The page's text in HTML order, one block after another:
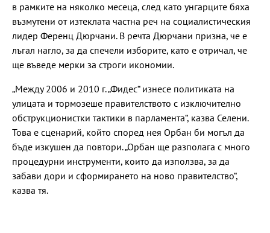
в рамките на няколко месеца, след като унгарците бяха
възмутени от изтеклата частна реч на социалистическия
лидер Ференц Дюрчани. В речта Дюрчани призна, че е
лъгал нагло, за да спечели изборите, като е отричал, че
ще въведе мерки за строги икономии.
„Между 2006 и 2010 г. „Фидес“ изнесе политиката на
улицата и тормозеше правителството с изключително
обструкционистки тактики в парламента“, казва Селени.
Това е сценарий, който според нея Орбан би могъл да
бъде изкушен да повтори. „Орбан ще разполага с много
процедурни инструменти, които да използва, за да
забави дори и сформирането на ново правителство“,
казва тя.